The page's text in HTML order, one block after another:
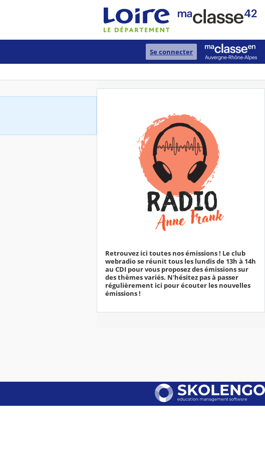
Se connecter
Retrouvez ici toutes nos émissions ! Le club
webradio se réunit tous les lundis de 13h à 14h
au CDI pour vous proposez des émissions sur
des thèmes variés. N'hésitez pas à passer
régulièrement ici pour écouter les nouvelles
émissions !